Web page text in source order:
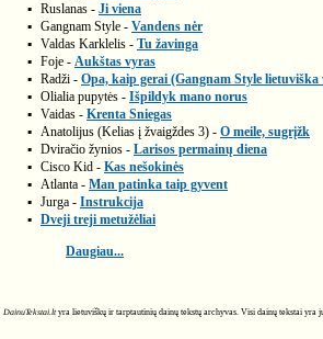
▪ Ruslanas - Ji viena
▪ Gangnam Style - Vandens nėr
▪ Valdas Karklelis - Tu žavinga
▪ Foje - Aukštas vyras
▪ Radži - Opa, kaip gerai (Gangnam Style lietuviška
▪ Olialia pupytės - Išpildyk mano norus
▪ Vaidas - Krenta Sniegas
▪ Anatolijus (Kelias į žvaigždes 3) - O meile, sugrįžk
▪ Dviračio žynios - Larisos permainų diena
▪ Cisco Kid - Kas nešokinės
▪ Atlanta - Man patinka taip gyvent
▪ Jurga - Instrukcija
▪ Dveji treji metužėliai
Daugiau...
DainuTekstai.ltyra lietuviškų ir tarptautinių dainų tekstų archyvas. Visi dainų tekstai yra